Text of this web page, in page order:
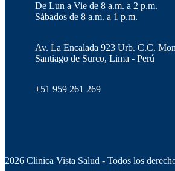
De Lun a Vie de 8 a.m. a 2 p.m.
Sábados de 8 a.m. a 1 p.m.
Av. La Encalada 923 Urb. C.C.
Santiago de Surco, Lima - Perú
+51 959 261 269
2026 Clinica Vista Salud - Todos los